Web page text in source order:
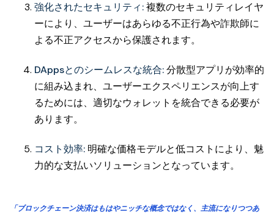
強化されたセキュリティ:複数のセキュリティレイヤ
ーにより、ユーザーはあらゆる不正行為や詐欺師に
よる不正アクセスから保護されます。
DAppsとのシームレスな統合:分散型アプリが効率的
に組み込まれ、ユーザーエクスペリエンスが向上す
るためには、適切なウォレットを統合できる必要が
あります。
コスト効率: 明確な価格モデルと低コストにより、魅
力的な支払いソリューションとなっています。
「ブロックチェーン決済はもはやニッチな概念ではなく、主流になりつつあ